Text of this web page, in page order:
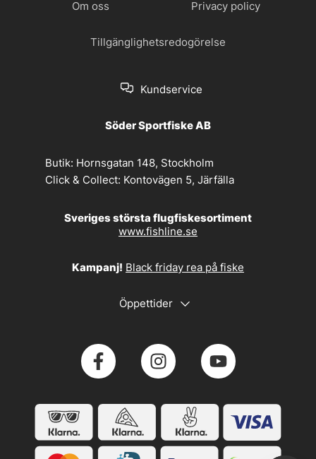
Om oss Privacy policy
Tillgänglighetsredogörelse
Kundservice
Söder Sportfiske AB
Butik: Hornsgatan 148, Stockholm
Click & Collect: Kontovägen 5, Järfälla
Sveriges största flugfiskesortiment
www.fishline.se
Kampanj! Black friday rea på fiske
Öppettider